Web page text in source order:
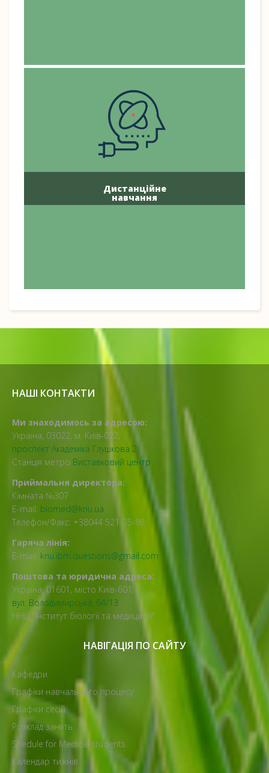
Дистанційне
навчання
НАШІ КОНТАКТИ
Ми знаходимось за адресою:
Україна, 03022, м. Київ-022,
проспект Академіка Глушкова 2
Станція метро Виставковий центр
Приймальня директора:
Кімната №307
E-mail: biomed@knu.ua
Телефон/Факс: +38044 521-35-98
Гаряча лінія:
E-mail: knu.ibm.questions@gmail.com
Поштова та юридична адреса:
Україна, 01601, місто Київ-601,
вул. Володимирська, 64/13
ННЦ "Інститут біології та медицини"
НАВІГАЦІЯ ПО САЙТУ
Кафедри
Графіки навчального процесу
Графіки сесій
Розклад занять
Shedule for Medical students
Календар тижнів